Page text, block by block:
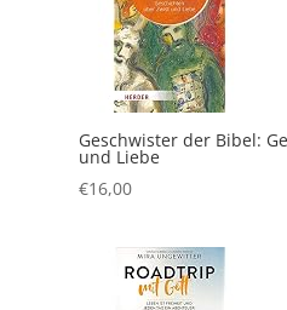
Geschwister der Bibel:
und Liebe
€16,00